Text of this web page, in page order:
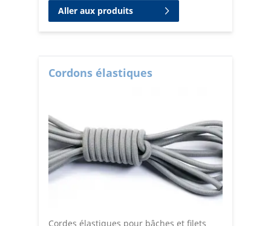
Aller aux produits
Cordons élastiques
Cordes élastiques pour bâches et filets